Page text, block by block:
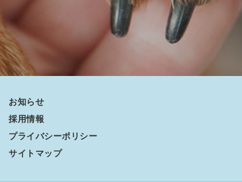
お知らせ
採用情報
プライバシーポリシー
サイトマップ